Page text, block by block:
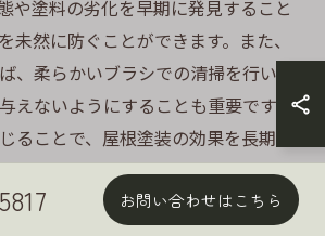
や塗料の劣化を早期に発見すること
未然に防ぐことができます。また、
、柔らかいブラシでの清掃を行い、
えないようにすることも重要です。
ることで、屋根塗装の効果を長期間
を保つことが可能です。そして、こ
根塗装に関するお話は終わりです
お問い合わせはこちら